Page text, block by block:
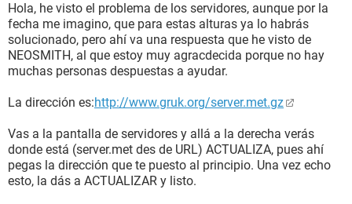
Hola, he visto el problema de los servidores, aunque por la
fecha me imagino, que para estas alturas ya lo habrás
solucionado, pero ahí va una respuesta que he visto de
NEOSMITH, al que estoy muy agracdecida porque no hay
muchas personas despuestas a ayudar.
La dirección es:http://www.gruk.org/server.met.gz
Vas a la pantalla de servidores y allá a la derecha verás
donde está (server.met des de URL) ACTUALIZA, pues ahí
pegas la dirección que te puesto al principio. Una vez echo
esto, la dás a ACTUALIZAR y listo.